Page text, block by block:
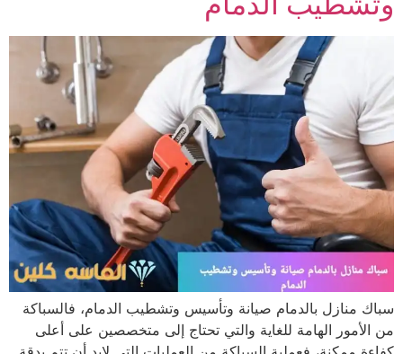
سباك منازل بالدمام صيانة وتأسيس وتشطيب الدمام، فالسباكة
من الأمور الهامة للغاية والتي تحتاج إلى متخصصين على أعلى